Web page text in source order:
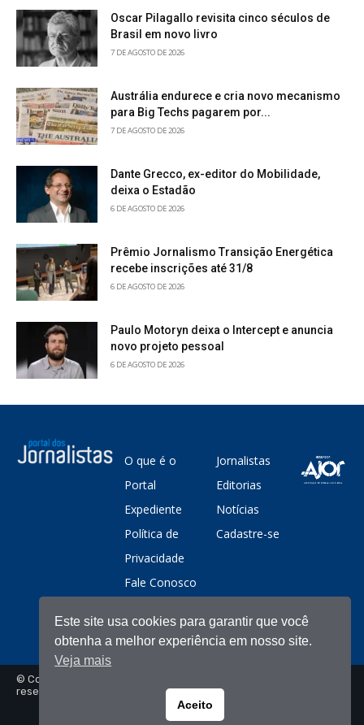
Oscar Pilagallo revisita cinco séculos de
Brasil em novo livro
7 DE AGOSTO DE 2026
Austrália endurece e cria novo mecanismo
para Big Techs pagarem por...
7 DE AGOSTO DE 2026
Dante Grecco, ex-editor do Mobilidade,
deixa o Estadão
6 DE AGOSTO DE 2026
Prêmio Jornalismo Transição Energética
recebe inscrições até 31/8
6 DE AGOSTO DE 2026
Paulo Motoryn deixa o Intercept e anuncia
novo projeto pessoal
6 DE AGOSTO DE 2026
O que é o
Portal
Expediente
Política de
Privacidade
Fale Conosco
Jornalistas
Editorias
Notícias
Cadastre-se
© Copyright - Portal dos Jornalistas - Todos os direitos
reservados
Este site usa cookies para garantir que você
obtenha a melhor experiência em nosso site.
Veja mais
Aceito